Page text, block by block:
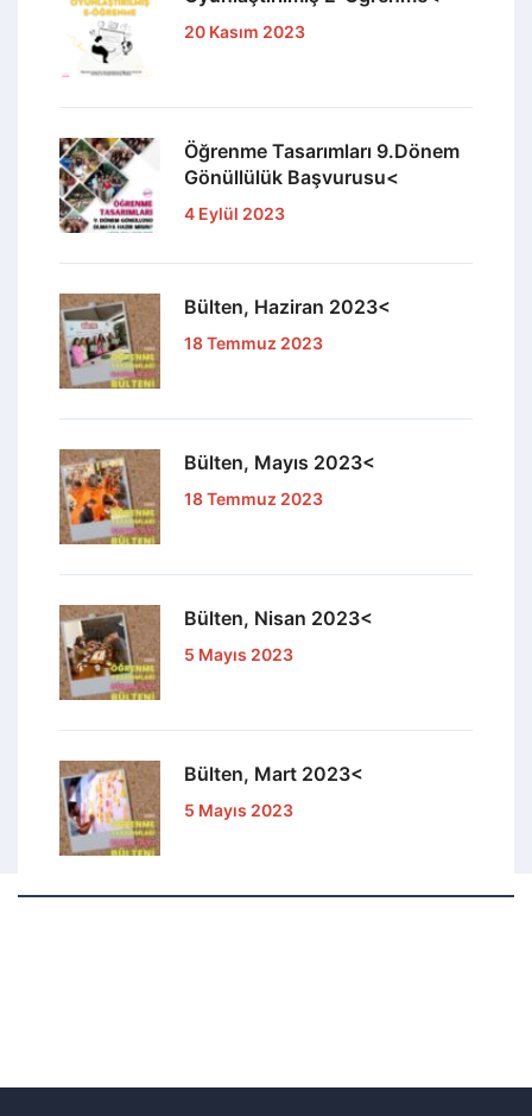
20 Kasım 2023
Öğrenme Tasarımları 9.Dönem
Gönüllülük Başvurusu<
4 Eylül 2023
Bülten, Haziran 2023<
18 Temmuz 2023
Bülten, Mayıs 2023<
18 Temmuz 2023
Bülten, Nisan 2023<
5 Mayıs 2023
Bülten, Mart 2023<
5 Mayıs 2023